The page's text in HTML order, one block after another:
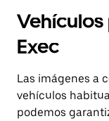
Exec
Las imágenes a
vehículos
podemos